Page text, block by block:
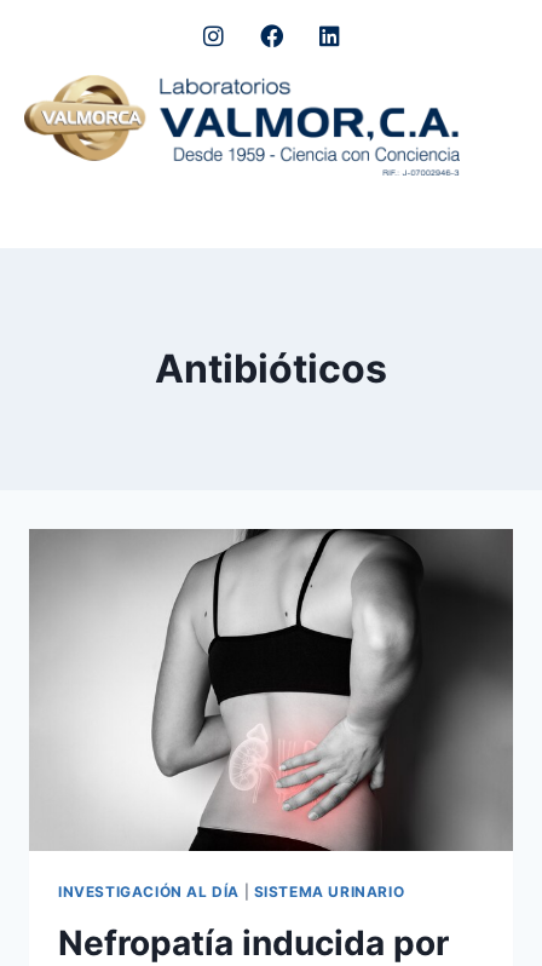
Antibióticos
INVESTIGACIÓN AL DÍA SISTEMA URINARIO
Nefropatía inducida por